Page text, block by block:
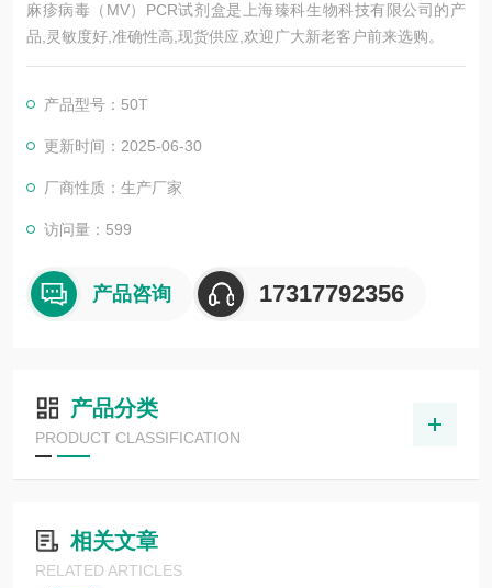
麻疹病毒（MV）PCR试剂盒是上海臻科生物科技有限公司的产
品,灵敏度好,准确性高,现货供应,欢迎广大新老客户前来选购。
产品型号：50T
更新时间：2025-06-30
厂商性质：生产厂家
访问量：599
产品咨询 17317792356
产品分类
PRODUCT CLASSIFICATION
相关文章
RELATED ARTICLES